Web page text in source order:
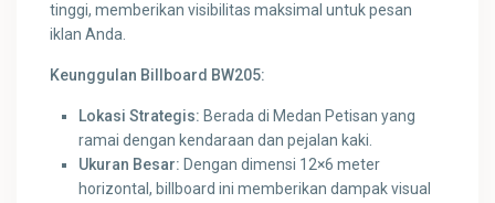
tinggi, memberikan visibilitas maksimal untuk pesan
iklan Anda.
Keunggulan Billboard BW205:
Lokasi Strategis: Berada di Medan Petisan yang
ramai dengan kendaraan dan pejalan kaki.
Ukuran Besar: Dengan dimensi 12×6 meter
horizontal, billboard ini memberikan dampak visual